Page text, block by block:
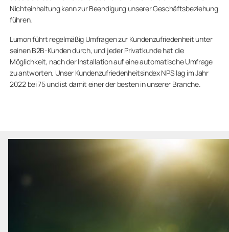
vertrauliche Informationen anderer regeln und
schützen, sowie andere. Der
Vertriebspartner/Hersteller verpflichtet sich, bei
der Bereitstellung oder Entwicklung seiner
Dienstleistungen und Produkte keine Rechte am
geistigen Eigentum Dritter oder vertrauliche
Informationen zu verletzen.
Nichteinhaltung kann zur Beendigung unserer Geschäftsbeziehung
führen.
Lumon führt regelmäßig Umfragen zur Kundenzufriedenheit unter
seinen B2B-Kunden durch, und jeder Privatkunde hat die
Möglichkeit, nach der Installation auf eine automatische Umfrage
zu antworten. Unser Kundenzufriedenheitsindex NPS lag im Jahr
2022 bei 75 und ist damit einer der besten in unserer Branche.